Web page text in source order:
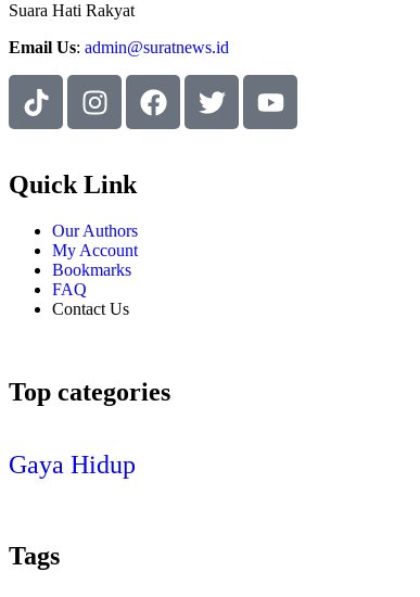
Suara Hati Rakyat
Email Us: admin@suratnews.id
Quick Link
Our Authors
My Account
Bookmarks
FAQ
Contact Us
Top categories
Gaya Hidup
Tags